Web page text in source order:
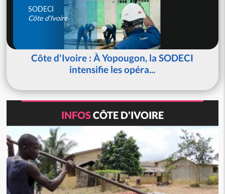
SODECI
Côte d'Ivoire
Côte d'Ivoire : À Yopougon, la SODECI
intensifie les opéra...
INFOSCÔTE D'IVOIRE